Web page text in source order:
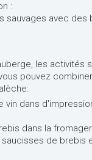
:
sauvages avec des
les activités
pouvez
vin dans
dans la
de brebis